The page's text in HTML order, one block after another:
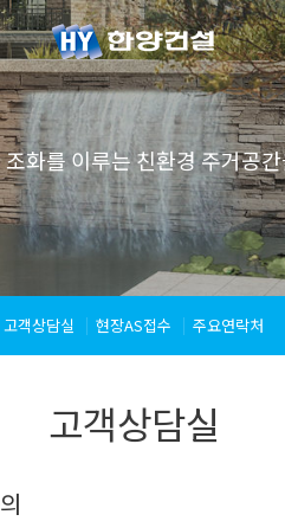
화를 이루는 친환경 주거공
고객상담실 현장AS접수 주요연락처
고객상담실